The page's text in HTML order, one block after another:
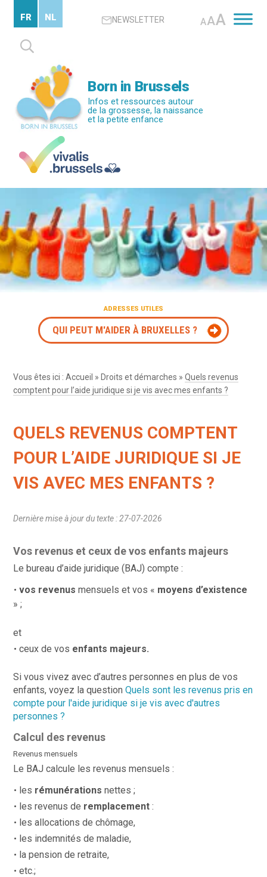
contenu
principal
NEWSLETTER AAA
Rechercher :
FR NL
Born in Brussels
Infos et ressources autour
de la grossesse, la naissance
et la petite enfance
ADRESSES UTILES
QUI PEUT M'AIDER À BRUXELLES ?
Vous êtes ici :Accueil » Droits et démarches »Quels revenus
comptent pour l’aide juridique si je vis avec mes enfants ?
QUELS REVENUS COMPTENT
POUR L’AIDE JURIDIQUE SI JE
VIS AVEC MES ENFANTS ?
Dernière mise à jour du texte : 27-07-2026
Vos revenus et ceux de vos enfants majeurs
Le bureau d’aide juridique (BAJ) compte :
vos revenus mensuels et vos « moyens d’existence
» ;
et
ceux de vos enfants majeurs.
Si vous vivez avec d’autres personnes en plus de vos
enfants, voyez la questionQuels sont les revenus pris en
compte pour l'aide juridique si je vis avec d'autres
personnes ?
Calcul des revenus
Revenus mensuels
Le BAJ calcule les revenus mensuels :
les rémunérations nettes ;
les revenus de remplacement :
les allocations de chômage,
les indemnités de maladie,
la pension de retraite,
etc.;